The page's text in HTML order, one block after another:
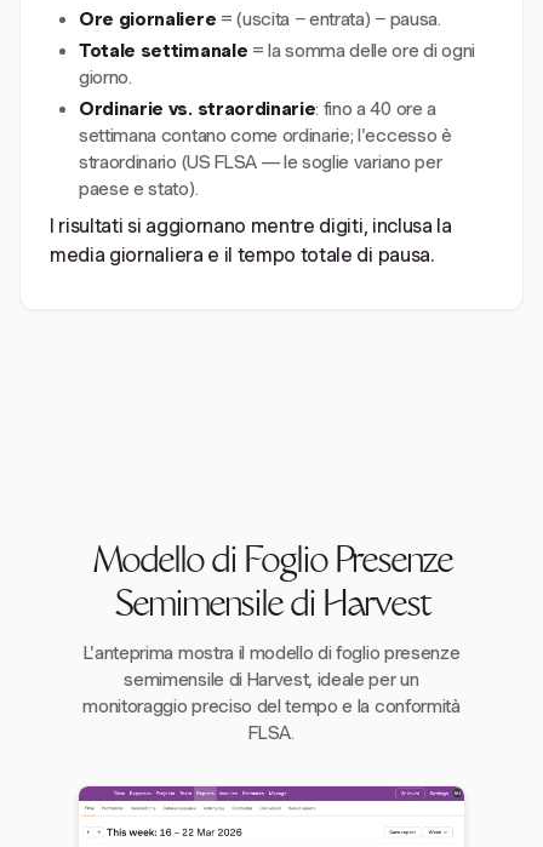
Ore giornaliere = (uscita − entrata) − pausa.
Totale settimanale = la somma delle ore di ogni
giorno.
Ordinarie vs. straordinarie: fino a 40 ore a
settimana contano come ordinarie; l'eccesso è
straordinario (US FLSA — le soglie variano per
paese e stato).
I risultati si aggiornano mentre digiti, inclusa la
media giornaliera e il tempo totale di pausa.
Modello di Foglio Presenze
Semimensile di Harvest
L'anteprima mostra il modello di foglio presenze
semimensile di Harvest, ideale per un
monitoraggio preciso del tempo e la conformità
FLSA.